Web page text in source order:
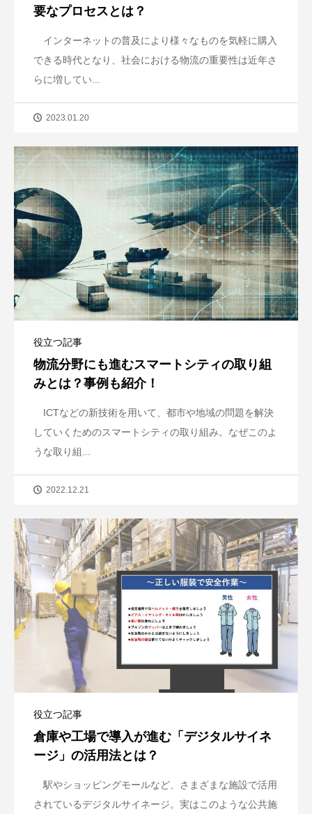
要なプロセスとは？
インターネットの普及により様々なものを気軽に購入
できる時代となり、社会における物流の重要性は近年さ
らに増してい...
2023.01.20
役立つ記事
物流分野にも進むスマートシティの取り組
みとは？事例も紹介！
ICTなどの新技術を用いて、都市や地域の問題を解決
していくためのスマートシティの取り組み。なぜこのよ
うな取り組...
2022.12.21
役立つ記事
倉庫や工場で導入が進む「デジタルサイネ
ージ」の活用法とは？
駅やショッピングモールなど、さまざまな施設で活用
されているデジタルサイネージ。実はこのような公共施